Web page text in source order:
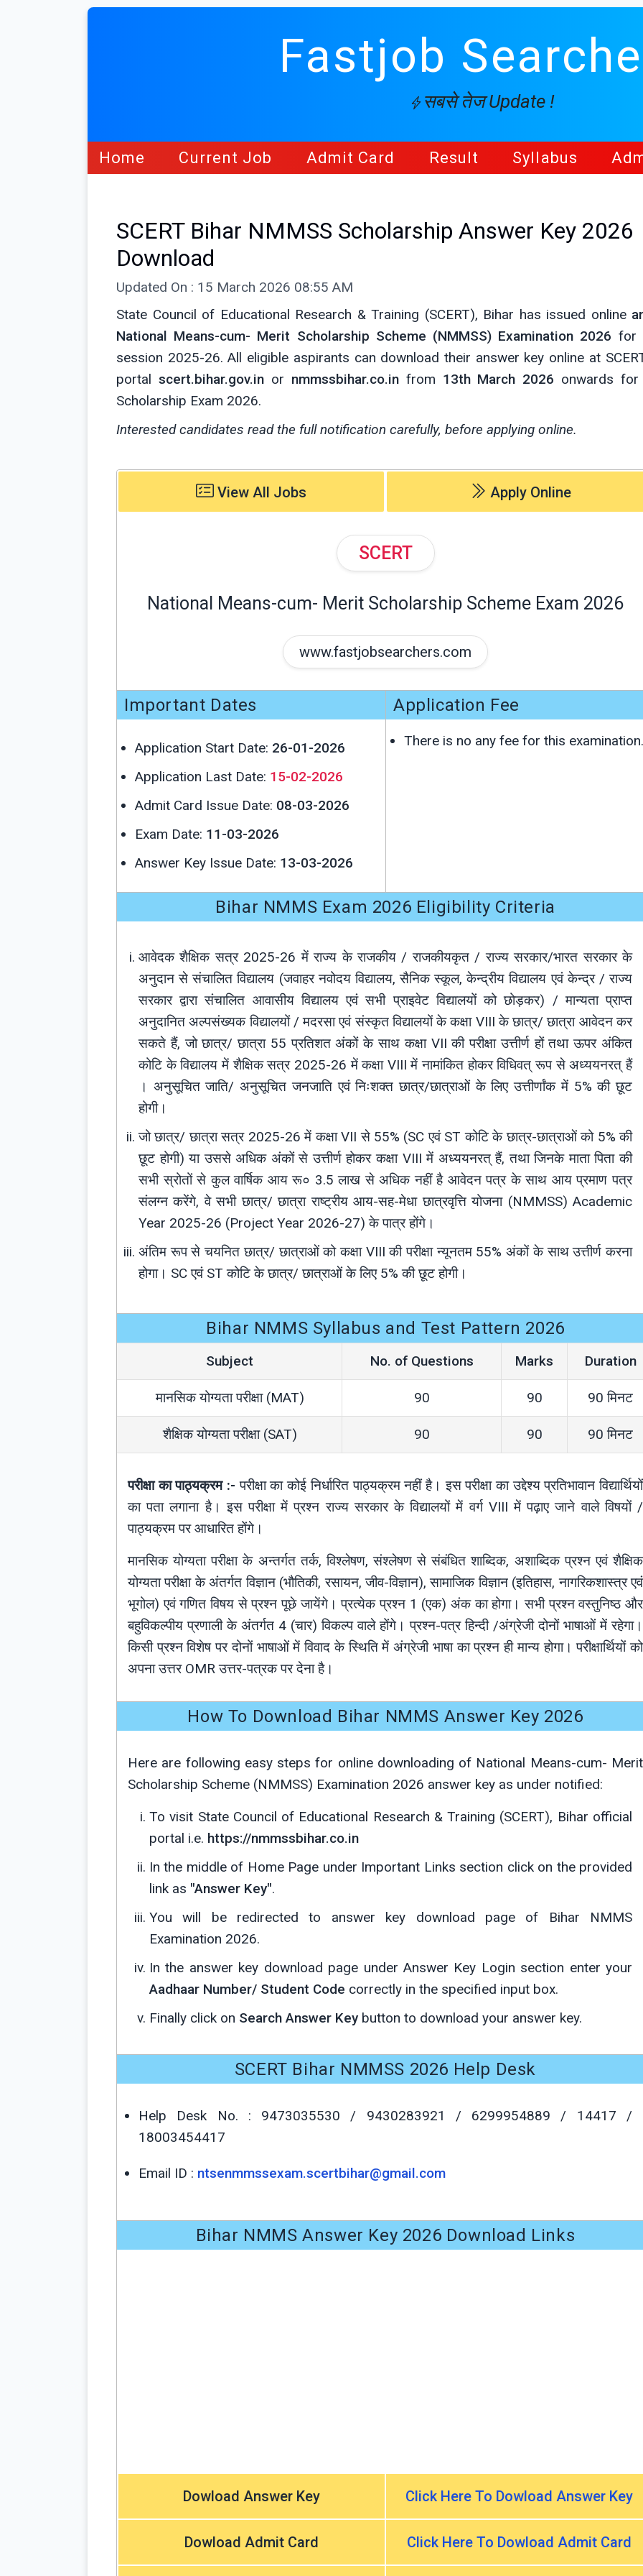
Fastjob
सबसे तेज Update !
Home Current Job Admit Card Result Syllabus
SCERT Bihar NMMSS Scholarship Answer Key 2026
Download
Updated On : 15 March 2026 08:55 AM
State Council of Educational Research & Training (SCERT), Bihar has issued online
National Means-cum- Merit Scholarship Scheme (NMMSS) Examination 2026 for
session 2025-26. All eligible aspirants can download their answer key online at
portal scert.bihar.gov.inor nmmssbihar.co.infrom 13th March 2026 onwards
Scholarship Exam 2026.
Interested candidates read the full notification carefully, before applying online.
View All Jobs Apply Online
SCERT
National Means-cum- Merit Scholarship Scheme Exam 2026
www.fastjobsearchers.com
Important Dates
Application Start Date: 26-01-2026
Application Last Date: 15-02-2026
Admit Card Issue Date: 08-03-2026
Exam Date: 11-03-2026
Answer Key Issue Date: 13-03-2026
Application Fee
There is no any fee for this examination.
Bihar NMMS Exam 2026 Eligibility Criteria
आवेदक शैक्षिक सत्र 2025-26 में राज्य के राजकीय / राजकीयकृत / राज्य सरकार/भारत सरकार के
अनुदान से संचालित विद्यालय (जवाहर नवोदय विद्यालय, सैनिक स्कूल, केन्द्रीय विद्यालय एवं केन्द्र / राज्य
सरकार द्वारा संचालित आवासीय विद्यालय एवं सभी प्राइवेट विद्यालयों को छोड़कर) / मान्यता प्राप्त
अनुदानित अल्पसंख्यक विद्यालयों / मदरसा एवं संस्कृत विद्यालयों के कक्षा VIII के छात्र/ छात्रा आवेदन कर
सकते हैं, जो छात्र/ छात्रा 55 प्रतिशत अंकों के साथ कक्षा VII की परीक्षा उत्तीर्ण हों तथा ऊपर अंकित
कोटि के विद्यालय में शैक्षिक सत्र 2025-26 में कक्षा VIII में नामांकित होकर विधिवत् रूप से अध्ययनरत् हैं
। अनुसूचित जाति/ अनुसूचित जनजाति एवं निःशक्त छात्र/छात्राओं के लिए उत्तीर्णांक में 5% की छूट
होगी।
जो छात्र/ छात्रा सत्र 2025-26 में कक्षा VII से 55% (SC एवं ST कोटि के छात्र-छात्राओं को 5% की
छूट होगी) या उससे अधिक अंकों से उत्तीर्ण होकर कक्षा VIII में अध्ययनरत् हैं, तथा जिनके माता पिता की
सभी स्रोतों से कुल वार्षिक आय रू० 3.5 लाख से अधिक नहीं है आवेदन पत्र के साथ आय प्रमाण पत्र
संलग्न करेंगे, वे सभी छात्र/ छात्रा राष्ट्रीय आय-सह-मेधा छात्रवृत्ति योजना (NMMSS) Academic
Year 2025-26 (Project Year 2026-27) के पात्र होंगे।
अंतिम रूप से चयनित छात्र/ छात्राओं को कक्षा VIII की परीक्षा न्यूनतम 55% अंकों के साथ उत्तीर्ण करना
होगा। SC एवं ST कोटि के छात्र/ छात्राओं के लिए 5% की छूट होगी।
Bihar NMMS Syllabus and Test Pattern 2026
Subject No. of Questions Marks Duration
मानसिक योग्यता परीक्षा (MAT) 90 90 90 मिनट
शैक्षिक योग्यता परीक्षा (SAT) 90 90 90 मिनट
परीक्षा का पाठ्यक्रम :- परीक्षा का कोई निर्धारित पाठ्यक्रम नहीं है। इस परीक्षा का उद्देश्य प्रतिभावान विद्यार्थियों
का पता लगाना है। इस परीक्षा में प्रश्न राज्य सरकार के विद्यालयों में वर्ग VIII में पढ़ाए जाने वाले विषयों /
पाठ्यक्रम पर आधारित होंगे।
मानसिक योग्यता परीक्षा के अन्तर्गत तर्क, विश्लेषण, संश्लेषण से संबंधित शाब्दिक, अशाब्दिक प्रश्न एवं शैक्षिक
योग्यता परीक्षा के अंतर्गत विज्ञान (भौतिकी, रसायन, जीव-विज्ञान), सामाजिक विज्ञान (इतिहास, नागरिकशास्त्र एवं
भूगोल) एवं गणित विषय से प्रश्न पूछे जायेंगे। प्रत्येक प्रश्न 1 (एक) अंक का होगा। सभी प्रश्न वस्तुनिष्ठ और
बहुविकल्पीय प्रणाली के अंतर्गत 4 (चार) विकल्प वाले होंगे। प्रश्न-पत्र हिन्दी /अंग्रेजी दोनों भाषाओं में रहेगा।
किसी प्रश्न विशेष पर दोनों भाषाओं में विवाद के स्थिति में अंग्रेजी भाषा का प्रश्न ही मान्य होगा। परीक्षार्थियों को
अपना उत्तर OMR उत्तर-पत्रक पर देना है।
How To Download Bihar NMMS Answer Key 2026
Here are following easy steps for online downloading of National Means-cum- Merit
Scholarship Scheme (NMMSS) Examination 2026 answer key as under notified:
To visit State Council of Educational Research & Training (SCERT), Bihar official
portal i.e. https://nmmssbihar.co.in
In the middle of Home Page under Important Links section click on the provided
link as "Answer Key".
You will be redirected to answer key download page of Bihar NMMS
Examination 2026.
In the answer key download page under Answer Key Login section enter your
Aadhaar Number/ Student Code correctly in the specified input box.
Finally click on Search Answer Key button to download your answer key.
SCERT Bihar NMMSS 2026 Help Desk
Help Desk No. : 9473035530 / 9430283921 / 6299954889 / 14417 /
18003454417
Email ID : ntsenmmssexam.scertbihar@gmail.com
Bihar NMMS Answer Key 2026 Download Links
Dowload Answer Key Click Here To Dowload Answer Key
Dowload Admit Card Click Here To Dowload Admit Card